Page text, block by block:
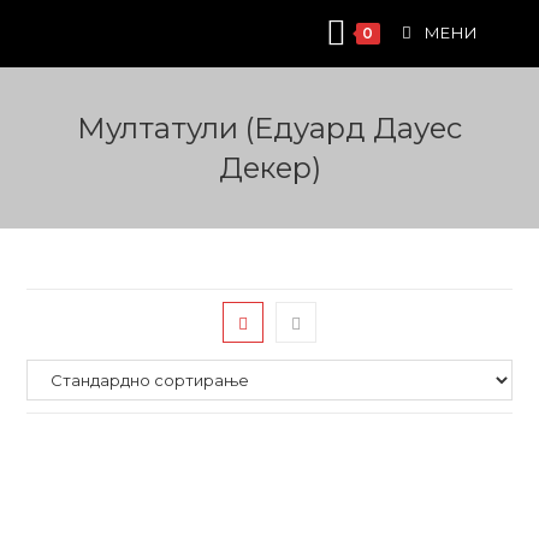
content
0 МЕНИ
Мултатули (Едуард Дауес
Декер)